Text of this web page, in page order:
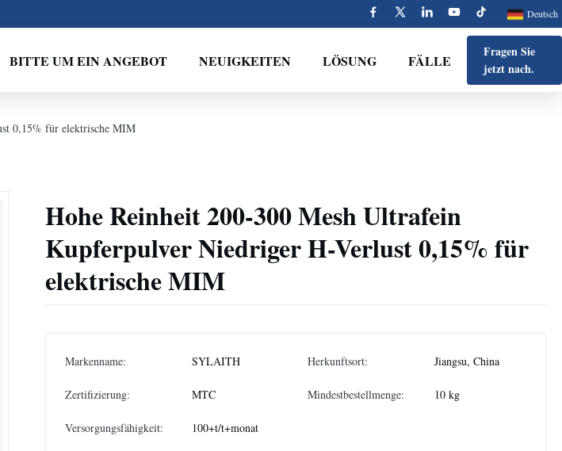
Deutsch
BITTE UM EIN ANGEBOT NEUIGKEITEN LÖSUNG FÄLLE
Fragen Sie
jetzt nach.
0,15% für elektrische MIM
Hohe Reinheit 200-300 Mesh Ultrafein
Kupferpulver Niedriger H-Verlust 0,15% für
elektrische MIM
Markenname: SYLAITH Herkunftsort: Jiangsu, China
Zertifizierung: MTC Mindestbestellmenge: 10 kg
Versorgungsfähigkeit: 100+t/t+monat